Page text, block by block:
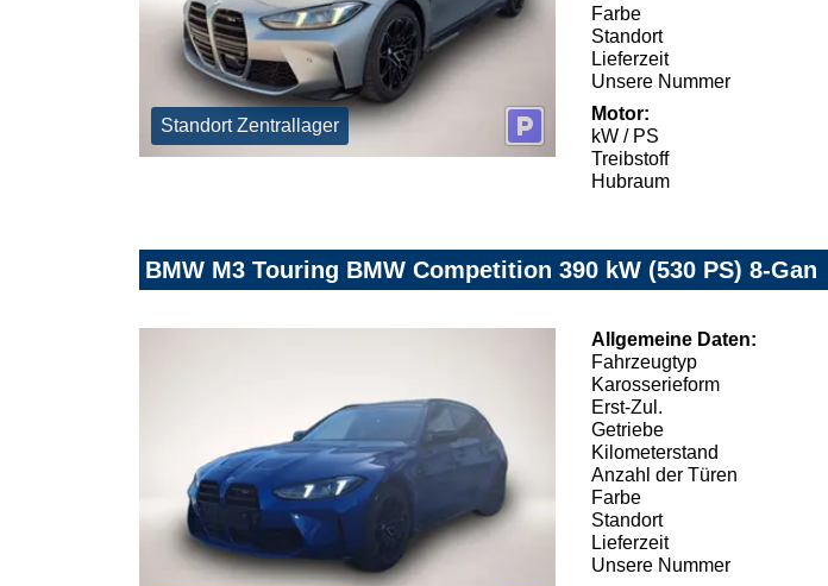
Standort Zentrallager
Farbe
Standort
Lieferzeit
Unsere Nummer
Motor:
kW / PS
Treibstoff
Hubraum
BMW M3 Touring BMW Competition 390 kW (530 PS) 8-Gan
Allgemeine Daten:
Fahrzeugtyp
Karosserieform
Erst-Zul.
Getriebe
Kilometerstand
Anzahl der Türen
Farbe
Standort
Lieferzeit
Unsere Nummer